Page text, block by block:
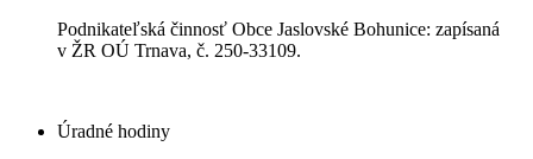
Podnikateľská činnosť Obce Jaslovské Bohunice: zapísaná
v ŽR OÚ Trnava, č. 250-33109.
Úradné hodiny